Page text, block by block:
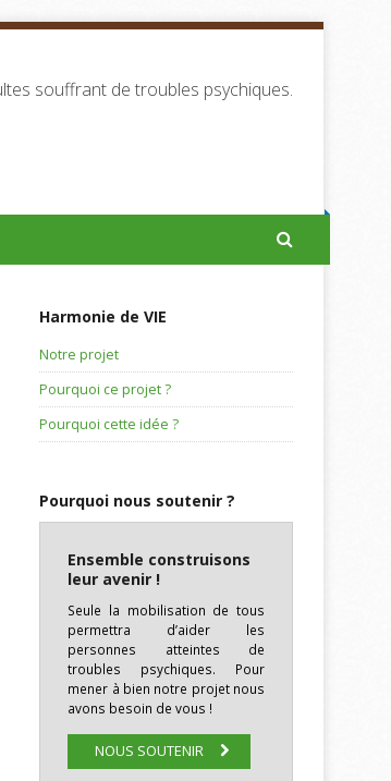
souffrant de troubles psychiques.
Harmonie de VIE
Notre projet
Pourquoi ce projet ?
Pourquoi cette idée ?
Pourquoi nous soutenir ?
Ensemble construisons
leur avenir !
Seule la mobilisation de tous
permettra d’aider les
personnes atteintes de
troubles psychiques. Pour
mener à bien notre projet nous
avons besoin de vous !
NOUS SOUTENIR